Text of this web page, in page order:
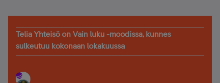
Telia Yhteisö on Vain luku -moodissa, kunnes
sulkeutuu kokonaan lokakuussa